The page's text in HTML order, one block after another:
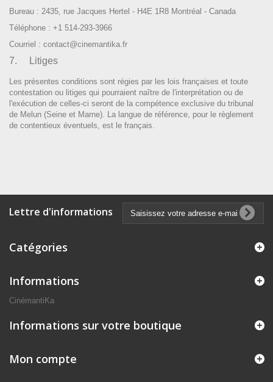
Bureau : 2435, rue Jacques Hertel - H4E 1R8 Montréal - Canada
Téléphone : +1 514-293-3966
Courriel : contact@cinemantika.fr
7. Litiges
Les présentes conditions sont régies par les lois françaises et toute
contestation ou litiges qui pourraient naître de l'interprétation ou de
l'exécution de celles-ci seront de la compétence exclusive du tribunal
de Melun (Seine et Marne). La langue de référence, pour le règlement
de contentieux éventuels, est le français.
Lettre d'informations
Catégories
Informations
CinémantiKa
Informations sur votre boutique
Mon compte